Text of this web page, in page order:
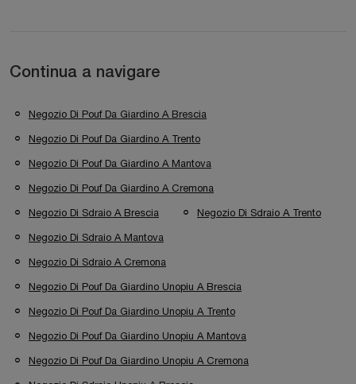
Continua a navigare
Negozio Di Pouf Da Giardino A Brescia
Negozio Di Pouf Da Giardino A Trento
Negozio Di Pouf Da Giardino A Mantova
Negozio Di Pouf Da Giardino A Cremona
Negozio Di Sdraio A Brescia Negozio Di Sdraio A Trento
Negozio Di Sdraio A Mantova
Negozio Di Sdraio A Cremona
Negozio Di Pouf Da Giardino Unopiu A Brescia
Negozio Di Pouf Da Giardino Unopiu A Trento
Negozio Di Pouf Da Giardino Unopiu A Mantova
Negozio Di Pouf Da Giardino Unopiu A Cremona